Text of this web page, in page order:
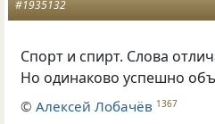
#1935132
Спорт и спирт. Слова
Но одинаково успешно
©Алексей Лобачёв 1367